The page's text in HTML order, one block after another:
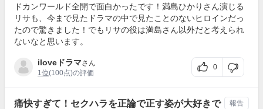
ドカンワールド全開で面白かったです！満島ひかりさん演じる
リサも、今まで見たドラマの中で見たことのないヒロインだっ
たので驚きました！でもリサの役は満島さん以外だと考えられ
ないなと思います。
iloveドラマさん
1位(100点)の評価
0
痛快すぎて！セクハラを正論で正す姿が大好きで
報告